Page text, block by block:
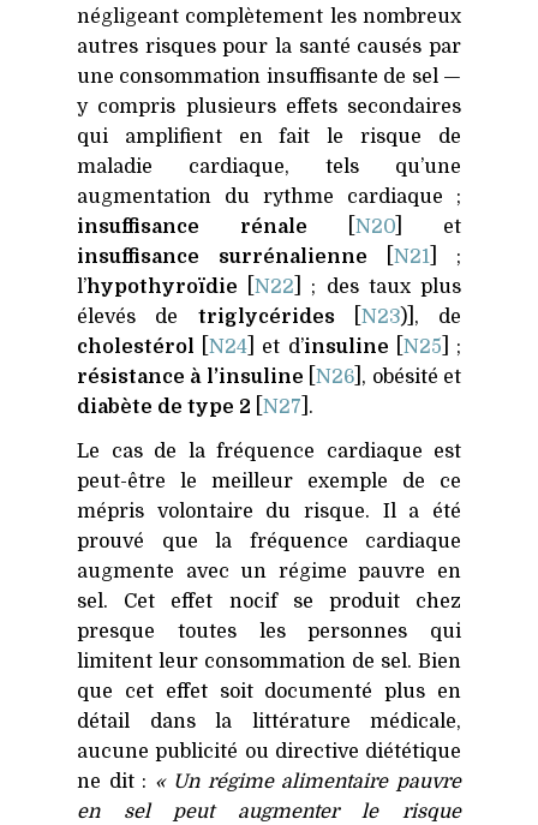
négligeant complètement les nombreux
autres risques pour la santé causés par
une consommation insuffisante de sel —
y compris plusieurs effets secondaires
qui amplifient en fait le risque de
maladie cardiaque, tels qu’une
augmentation du rythme cardiaque ;
insuffisance rénale
N20 ] et
insuffisance surrénalienne
N21 ] ;
l’hypothyroïdie [N22 ] ; des taux plus
élevés de triglycérides[ N23)], de
cholestérol [N24 ] et d’insuline N25 ] ;
résistance à l’insuline [N26 ], obésité et
diabète de type 2
N27 ].
Le cas de la fréquence cardiaque est
peut-être le meilleur exemple de ce
mépris volontaire du risque. Il a été
prouvé que la fréquence cardiaque
augmente avec un régime pauvre en
sel. Cet effet nocif se produit chez
presque toutes les personnes qui
limitent leur consommation de sel. Bien
que cet effet soit documenté plus en
détail dans la littérature médicale,
aucune publicité ou directive diététique
ne dit : « Un régime alimentaire pauvre
en sel peut augmenter le risque